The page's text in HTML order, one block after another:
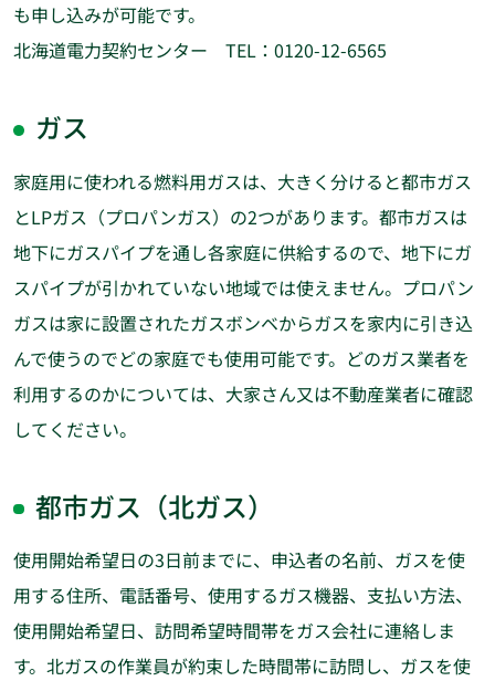
も申し込みが可能です。
北海道電力契約センター TEL：0120-12-6565
ガス
家庭用に使われる燃料用ガスは、大きく分けると都市ガス
とLPガス（プロパンガス）の2つがあります。都市ガスは
地下にガスパイプを通し各家庭に供給するので、地下にガ
スパイプが引かれていない地域では使えません。プロパン
ガスは家に設置されたガスボンベからガスを家内に引き込
んで使うのでどの家庭でも使用可能です。どのガス業者を
利用するのかについては、大家さん又は不動産業者に確認
してください。
都市ガス（北ガス）
使用開始希望日の3日前までに、申込者の名前、ガスを使
用する住所、電話番号、使用するガス機器、支払い方法、
使用開始希望日、訪問希望時間帯をガス会社に連絡しま
す。北ガスの作業員が約束した時間帯に訪問し、ガスを使